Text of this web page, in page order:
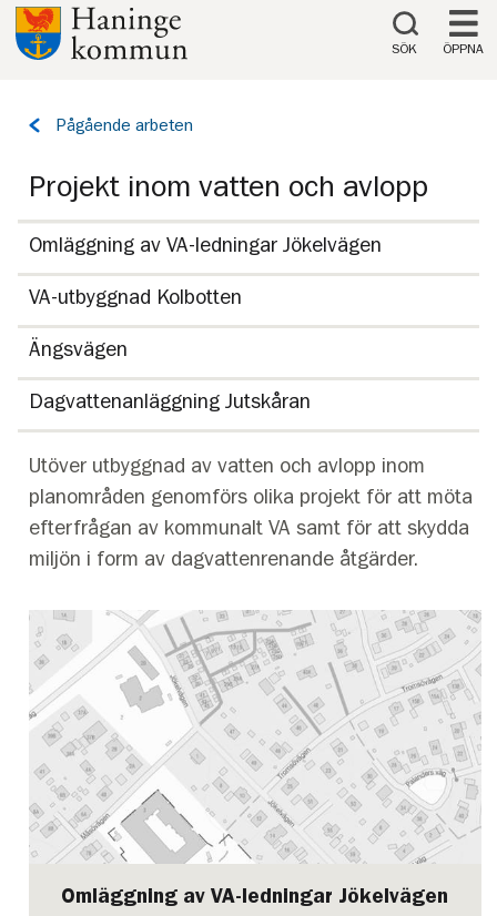
Till innehåll på sidan
SÖK ÖPPNA
Tillbaka
Pågående arbeten
Projekt inom vatten och avlopp
Omläggning av VA-ledningar Jökelvägen
VA-utbyggnad Kolbotten
Ängsvägen
Dagvattenanläggning Jutskåran
Utöver utbyggnad av vatten och avlopp inom
planområden genomförs olika projekt för att möta
efterfrågan av kommunalt VA samt för att skydda
miljön i form av dagvattenrenande åtgärder.
Omläggning av VA-ledningar Jökelvägen